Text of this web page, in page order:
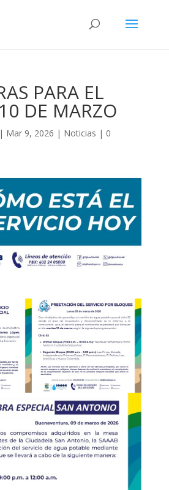
PARA EL
DE MARZO
| Mar 9, 2026 | Noticias | 0